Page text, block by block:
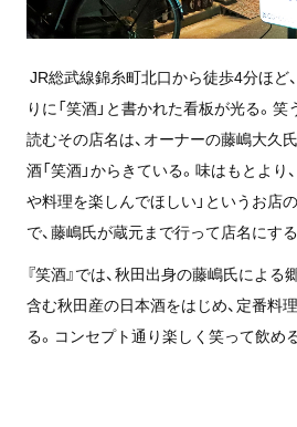
JR総武線錦糸町北口から徒歩4分ほど
りに「笑酒」と書かれた看板が光る。笑
読むその店名は、オーナーの藤嶋大久
酒「笑酒」からきている。味はもとより
や料理を楽しんでほしい」というお店
で、藤嶋氏が蔵元まで行って店名にす
『笑酒』では、秋田出身の藤嶋氏による
含む秋田産の日本酒をはじめ、定番料
る。コンセプト通り楽しく笑って飲め